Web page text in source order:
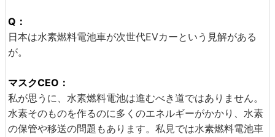
Q：
日本は水素燃料電池車が次世代EVカーという見解がある
が。
マスクCEO：
私が思うに、水素燃料電池は進むべき道ではありません。
水素そのものを作るのに多くのエネルギーがかかり、水素
の保管や移送の問題もあります。私見では水素燃料電池車